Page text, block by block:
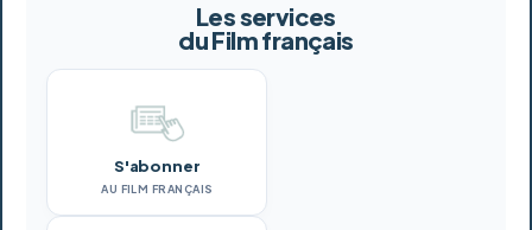
Les services
du Film français
S'abonner
AU FILM FRANÇAIS